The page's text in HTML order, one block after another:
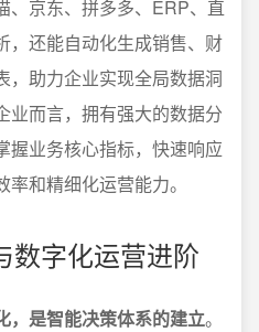
、京东、拼多多、ERP、直
，还能自动化生成销售、财
，助力企业实现全局数据洞
业而言，拥有强大的数据分
握业务核心指标，快速响应
和精细化运营能力。
数字化运营进阶
，是智能决策体系的建立。